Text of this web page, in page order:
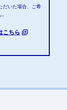
だいた場合、ご希
こちら